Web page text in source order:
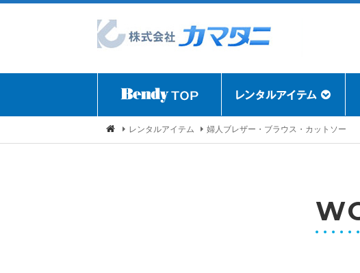
レンタルアイテム 婦人ブレザー・ブラウス・カットソー